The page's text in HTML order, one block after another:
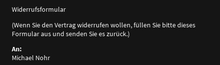
Widerrufsformular
(Wenn Sie den Vertrag widerrufen wollen, füllen Sie bitte dieses
Formular aus und senden Sie es zurück.)
An:
Michael Nohr